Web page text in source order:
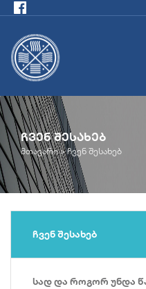
ᲩᲕᲔᲜ ᲨᲔᲡᲐᲮᲔᲑ
მთავარი >ჩვენ შესახებ
ჩვენ შესახებ
სად და როგორ უნდა